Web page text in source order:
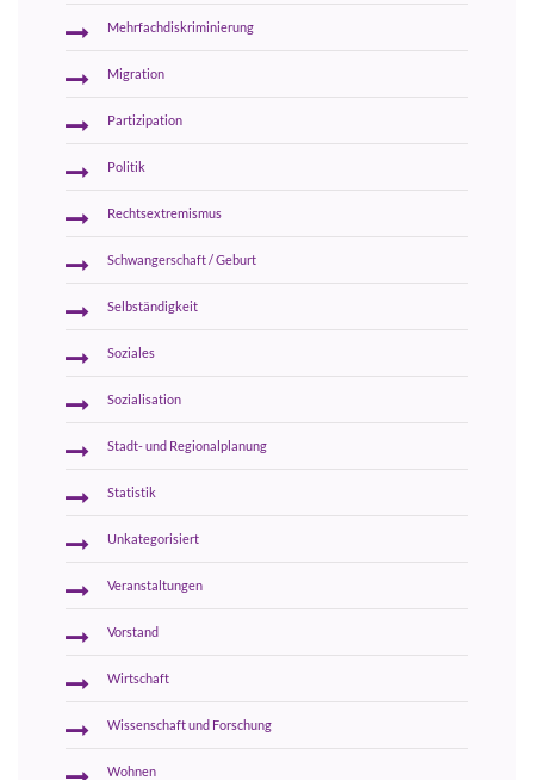
Mehrfachdiskriminierung
Migration
Partizipation
Politik
Rechtsextremismus
Schwangerschaft / Geburt
Selbständigkeit
Soziales
Sozialisation
Stadt- und Regionalplanung
Statistik
Unkategorisiert
Veranstaltungen
Vorstand
Wirtschaft
Wissenschaft und Forschung
Wohnen